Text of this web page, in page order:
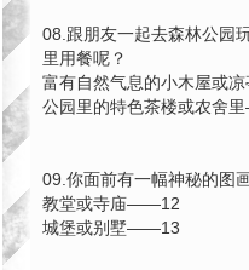
08.跟朋友一起去森林公园
里用餐呢？
富有自然气息的小木屋或
公园里的特色茶楼或农舍
09.你面前有一幅神秘的图
教堂或寺庙——12
城堡或别墅——13